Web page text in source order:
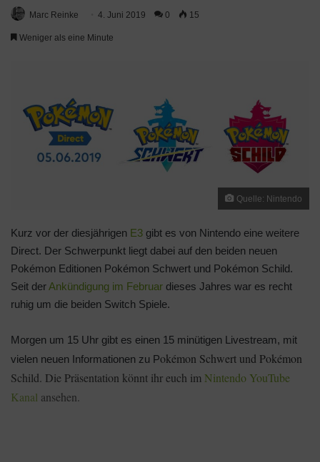
Marc Reinke 4. Juni 2019 0 15
Weniger als eine Minute
Quelle: Nintendo
Kurz vor der diesjährigen E3 gibt es von Nintendo eine weitere
Direct. Der Schwerpunkt liegt dabei auf den beiden neuen
Pokémon Editionen Pokémon Schwert und Pokémon Schild.
Seit derAnkündigung im Februar dieses Jahres war es recht
ruhig um die beiden Switch Spiele.
Morgen um 15 Uhr gibt es einen 15 minütigen Livestream, mit
vielen neuen Informationen zu Pokémon Schwert und Pokémon
Schild. Die Präsentation könnt ihr euch im Nintendo YouTube
Kanal ansehen.